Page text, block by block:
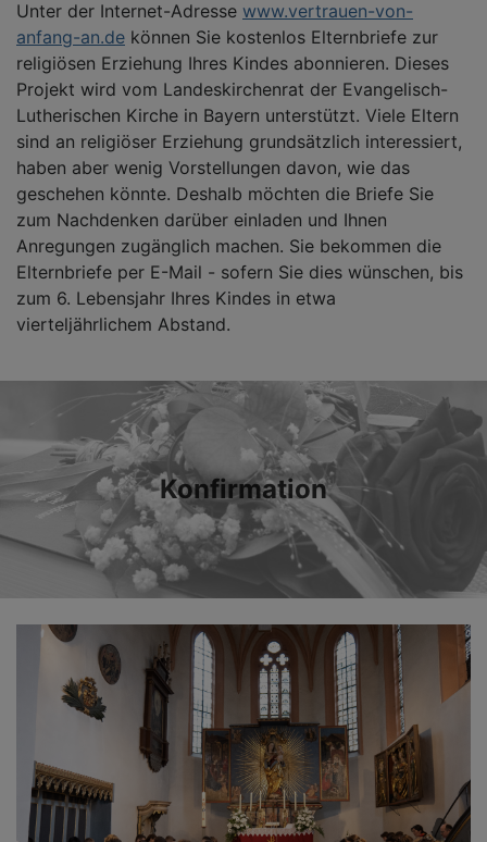
Unter der Internet-Adresse www.vertrauen-von-
anfang-an.de können Sie kostenlos Elternbriefe zur
religiösen Erziehung Ihres Kindes abonnieren. Dieses
Projekt wird vom Landeskirchenrat der Evangelisch-
Lutherischen Kirche in Bayern unterstützt. Viele Eltern
sind an religiöser Erziehung grundsätzlich interessiert,
haben aber wenig Vorstellungen davon, wie das
geschehen könnte. Deshalb möchten die Briefe Sie
zum Nachdenken darüber einladen und Ihnen
Anregungen zugänglich machen. Sie bekommen die
Elternbriefe per E-Mail - sofern Sie dies wünschen, bis
zum 6. Lebensjahr Ihres Kindes in etwa
vierteljährlichem Abstand.
Konfirmation